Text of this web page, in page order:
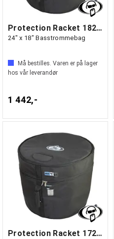
Protection Racket 1824-00
24" x 18" Basstrommebag
Må bestilles. Varen er på lager
hos vår leverandør
1 442,-
Protection Racket 1722-00